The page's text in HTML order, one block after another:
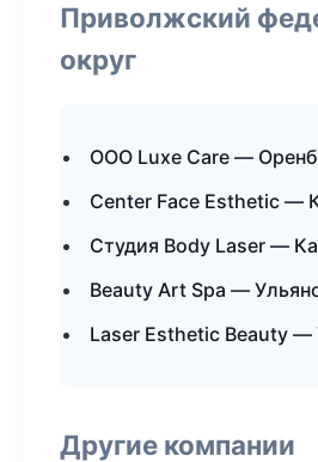
Приволжский
округ
ООО Luxe Care —
Center Face Esthetic —
Студия Body Laser —
Beauty Art Spa —
Laser Esthetic Beauty —
Другие компании